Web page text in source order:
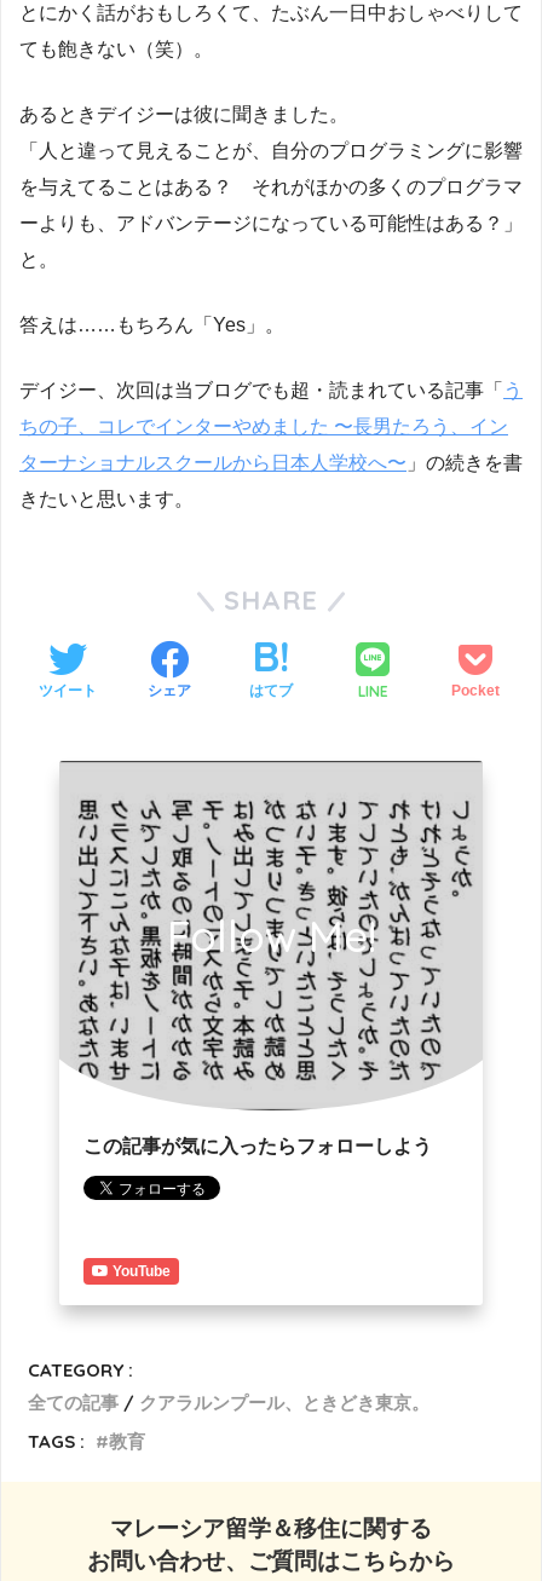
とにかく話がおもしろくて、たぶん一日中おしゃべりして
ても飽きない（笑）。
あるときデイジーは彼に聞きました。
「人と違って見えることが、自分のプログラミングに影響
を与えてることはある？ それがほかの多くのプログラマ
ーよりも、アドバンテージになっている可能性はある？」
と。
答えは……もちろん「Yes」。
デイジー、次回は当ブログでも超・読まれている記事「 う
ちの子、コレでインターやめました 〜長男たろう、イン
ターナショナルスクールから日本人学校へ〜 」の続きを書
きたいと思います。
SHARE
ツイート シェア はてブ LINE Pocket
Follow Me!
この記事が気に入ったらフォローしよう
YouTube
CATEGORY :
全ての記事
クアラルンプール、ときどき東京。
TAGS :
教育
マレーシア留学＆移住に関する
お問い合わせ、ご質問はこちらから